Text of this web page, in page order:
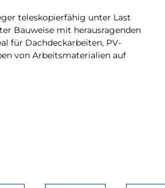
teleskopierfähig unter Last
Bauweise mit herausragenden
für Dachdeckarbeiten, PV-
von Arbeitsmaterialien auf